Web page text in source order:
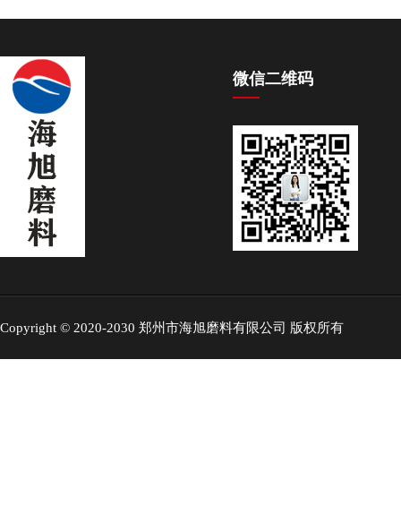
微信二维码
Copyright © 2020-2030 郑州市海旭磨料有限公司 版权所有